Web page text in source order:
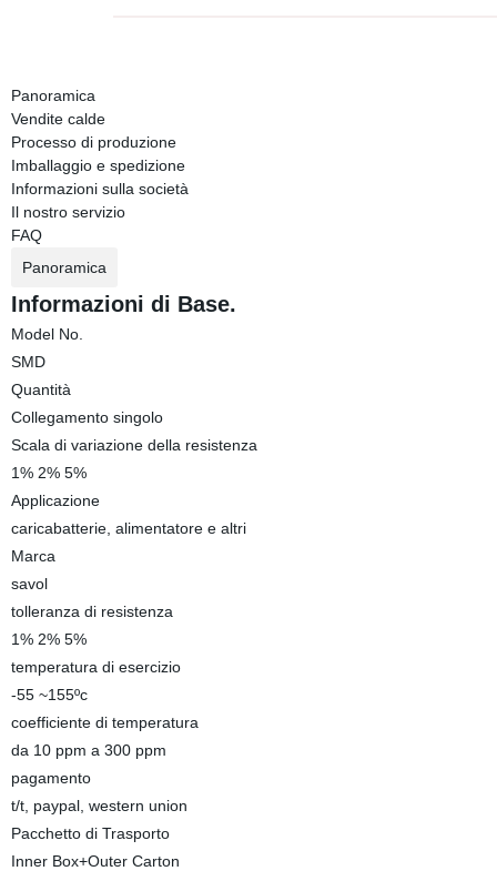
Panoramica
Vendite calde
Processo di produzione
Imballaggio e spedizione
Informazioni sulla società
Il nostro servizio
FAQ
Panoramica
Informazioni di Base.
Model No.
SMD
Quantità
Collegamento singolo
Scala di variazione della resistenza
1% 2% 5%
Applicazione
caricabatterie, alimentatore e altri
Marca
savol
tolleranza di resistenza
1% 2% 5%
temperatura di esercizio
-55 ~155ºc
coefficiente di temperatura
da 10 ppm a 300 ppm
pagamento
t/t, paypal, western union
Pacchetto di Trasporto
Inner Box+Outer Carton